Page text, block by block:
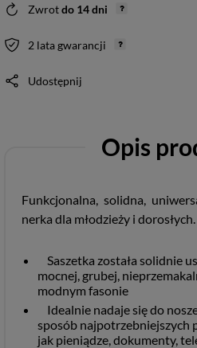
Zwrotdo 14dni
2 lata gwarancji
Udostępnij
Opis
Funkcjonalna, solidna,
nerka dla młodzieży i dorosłych.
Saszetka została solidnie
mocnej, grubej,
modnym fasonie
Idealnie nadaje się do
sposób najpotrzebniejszych
jak pieniądze, dokumenty,